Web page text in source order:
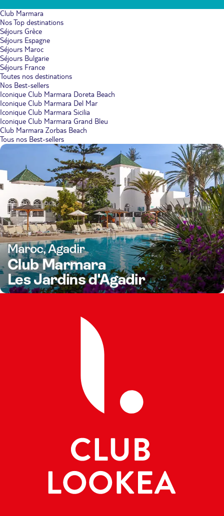
Club Marmara
Nos Top destinations
Séjours Grèce
Séjours Espagne
Séjours Maroc
Séjours Bulgarie
Séjours France
Toutes nos destinations
Nos Best-sellers
Iconique Club Marmara Doreta Beach
Iconique Club Marmara Del Mar
Iconique Club Marmara Sicilia
Iconique Club Marmara Grand Bleu
Club Marmara Zorbas Beach
Tous nos Best-sellers